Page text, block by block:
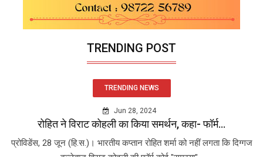
TRENDING POST
TRENDING NEWS
Jun 28, 2024
रोहित ने विराट कोहली का किया समर्थन, कहा- फॉर्म...
प्रोविडेंस, 28 जून (हि.स.)। भारतीय कप्तान रोहित शर्मा को नहीं लगता कि दिग्गज